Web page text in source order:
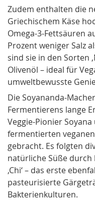
Zudem enthalten die
Griechischem Käse
Omega-3-Fettsäuren
Prozent weniger Salz
sind sie in den Sorten
Olivenöl – ideal für
umweltbewusste
Die Soyananda-
Fermentierens lange
Veggie-Pionier
fermentierten
gebracht. Es folgten
natürliche Süße
‚Chi‘ – das erste
pasteurisierte
Bakterienkulturen.